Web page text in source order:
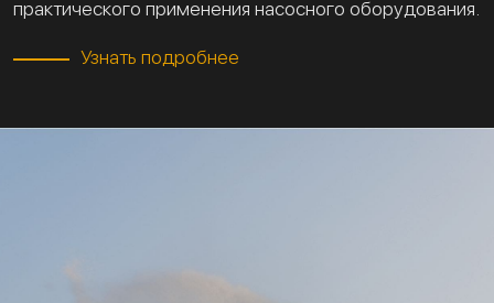
практического применения насосного оборудования.
Узнать подробнее